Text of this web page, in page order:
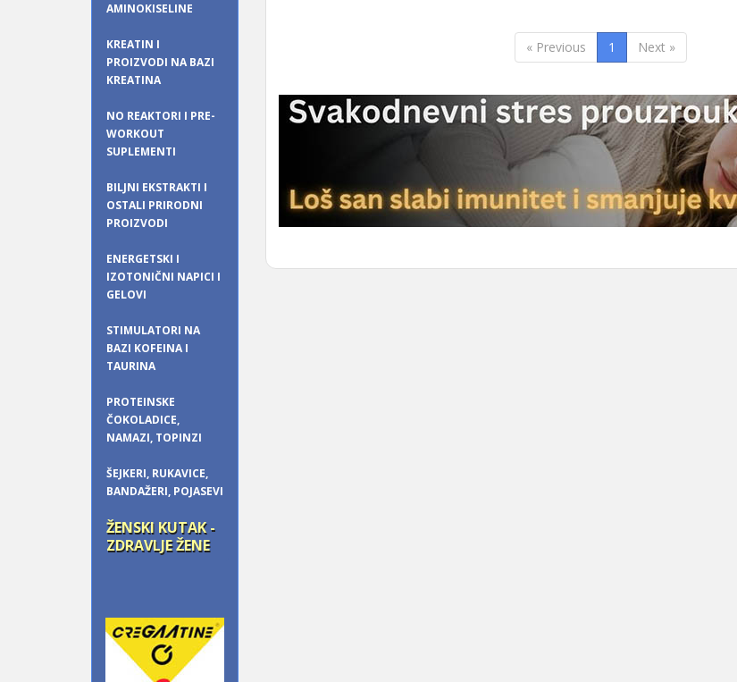
AMINOKISELINE
KREATIN I
PROIZVODI NA BAZI
KREATINA
NO REAKTORI I PRE-
WORKOUT
SUPLEMENTI
BILJNI EKSTRAKTI I
OSTALI PRIRODNI
PROIZVODI
ENERGETSKI I
IZOTONIČNI NAPICI I
GELOVI
STIMULATORI NA
BAZI KOFEINA I
TAURINA
PROTEINSKE
ČOKOLADICE,
NAMAZI, TOPINZI
ŠEJKERI, RUKAVICE,
BANDAŽERI, POJASEVI
ŽENSKI KUTAK -
ZDRAVLJE ŽENE
« Previous 1 Next »